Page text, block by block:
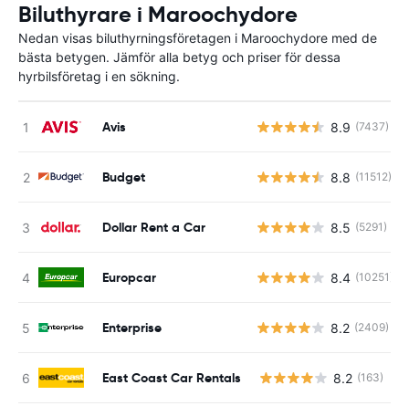
Biluthyrare i Maroochydore
Nedan visas biluthyrningsföretagen i Maroochydore med de
bästa betygen. Jämför alla betyg och priser för dessa
hyrbilsföretag i en sökning.
Avis 8.9 (7437)
Budget 8.8 (11512)
Dollar Rent a Car 8.5 (5291)
Europcar 8.4 (10251)
Enterprise 8.2 (2409)
East Coast Car Rentals 8.2 (163)